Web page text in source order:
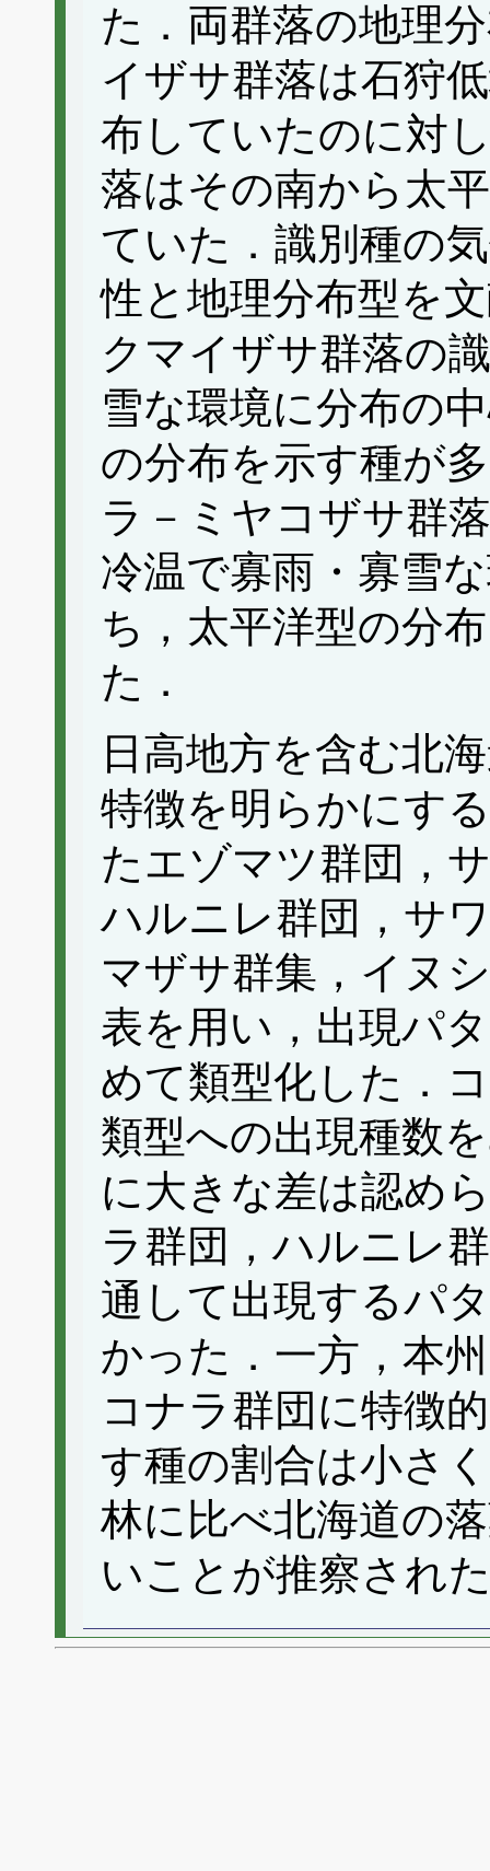
た．両群落の地理
イザサ群落は石狩
布していたのに対
落はその南から太
ていた．識別種の
性と地理分布型を
クマイザサ群落の
雪な環境に分布の
の分布を示す種が
ラ－ミヤコザサ群
冷温で寡雨・寡雪
ち，太平洋型の分
た．
日高地方を含む北
特徴を明らかにす
たエゾマツ群団，
ハルニレ群団，サ
マザサ群集，イヌ
表を用い，出現パ
めて類型化した．
類型への出現種数
に大きな差は認め
ラ群団，ハルニレ
通して出現するパ
かった．一方，本
コナラ群団に特徴
す種の割合は小さ
林に比べ北海道の
いことが推察され